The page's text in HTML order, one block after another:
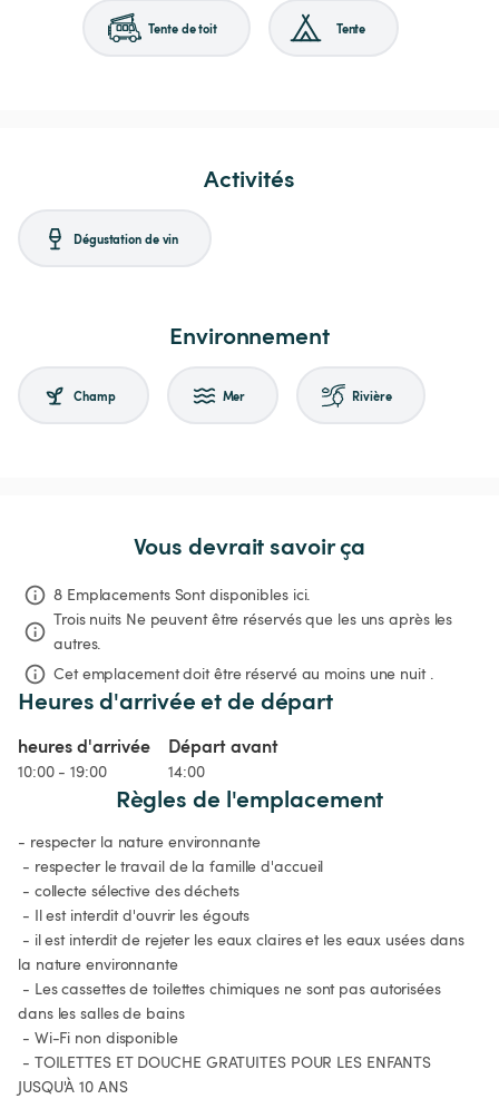
Tente de toit Tente
Activités
Dégustation de vin
Environnement
Champ Mer Rivière
Vous devrait savoir ça
8 Emplacements Sont disponibles ici.
Trois nuits Ne peuvent être réservés que les uns après les
autres.
Cet emplacement doit être réservé au moins une nuit .
Heures d'arrivée et de départ
heures d'arrivée
10:00 - 19:00
Départ avant
14:00
Règles de l'emplacement
- respecter la nature environnante
la nature environnante
dans les salles de bains
JUSQU'À 10 ANS